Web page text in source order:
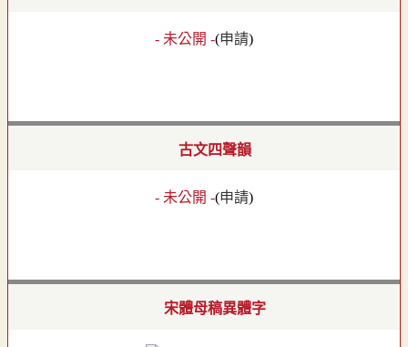
- 未公開 -(申請)
古文四聲韻
- 未公開 -(申請)
宋體母稿異體字